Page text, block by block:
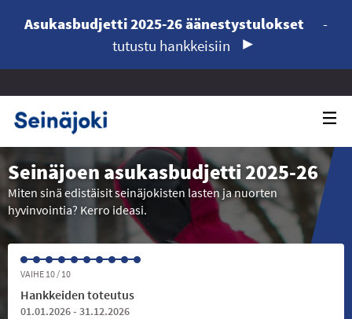
Asukasbudjetti 2025-26 äänestystulokset
-
tutustu hankkeisiin
Seinäjoen asukasbudjetti 2025-26
Miten sinä edistäisit seinäjokisten lasten ja nuorten
hyvinvointia? Kerro ideasi.
VAIHE 10 / 10
Hankkeiden toteutus
01.01.2026 - 31.12.2026